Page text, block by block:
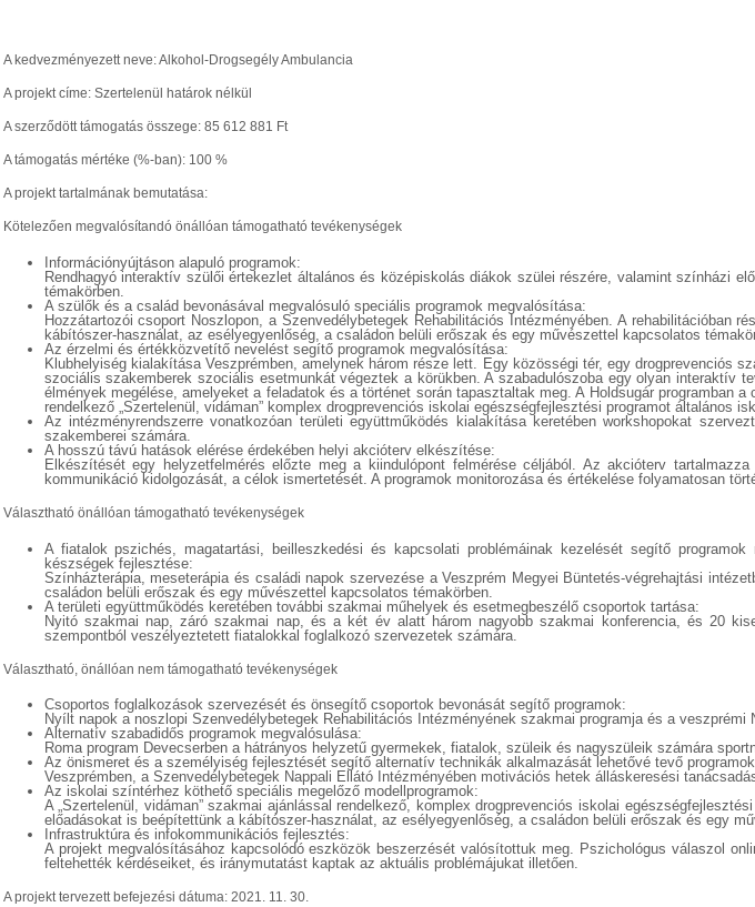
A kedvezményezett neve: Alkohol-Drogsegély Ambulancia
A projekt címe: Szertelenül határok nélkül
A szerződött támogatás összege: 85 612 881 Ft
A támogatás mértéke (%-ban): 100 %
A projekt tartalmának bemutatása:
Kötelezően megvalósítandó önállóan támogatható tevékenységek
Információnyújtáson alapuló programok:
Rendhagyó interaktív szülői értekezlet általános és középiskolás diákok szülei részére, valamint színházi
témakörben.
A szülők és a család bevonásával megvalósuló speciális programok megvalósítása:
Hozzátartozói csoport Noszlopon, a Szenvedélybetegek Rehabilitációs Intézményében. A
kábítószer-használat, az esélyegyenlőség, a családon belüli erőszak és egy művészettel kapcsolatos
Az érzelmi és értékközvetítő nevelést segítő programok megvalósítása:
Klubhelyiség kialakítása Veszprémben, amelynek három része lett. Egy közösségi tér, egy drogprevenciós
szociális szakemberek szociális esetmunkát végeztek a körükben. A szabadulószoba egy olyan
élmények megélése, amelyeket a feladatok és a történet során tapasztaltak meg. A Holdsugár
rendelkező „Szertelenül, vidáman” komplex drogprevenciós iskolai egészségfejlesztési programot általános
Az intézményrendszerre vonatkozóan területi együttműködés kialakítása keretében workshopokat
szakemberei számára.
A hosszú távú hatások elérése érdekében helyi akcióterv elkészítése:
Elkészítését egy helyzetfelmérés előzte meg a kiindulópont felmérése céljából. Az akcióterv
kommunikáció kidolgozását, a célok ismertetését. A programok monitorozása és értékelése folyamatosan
Választható önállóan támogatható tevékenységek
A fiatalok pszichés, magatartási, beilleszkedési és kapcsolati problémáinak kezelését segítő
készségek fejlesztése:
Színházterápia, meseterápia és családi napok szervezése a Veszprém Megyei Büntetés-végrehajtási
családon belüli erőszak és egy művészettel kapcsolatos témakörben.
A területi együttműködés keretében további szakmai műhelyek és esetmegbeszélő csoportok tartása:
Nyitó szakmai nap, záró szakmai nap, és a két év alatt három nagyobb szakmai konferencia, és 20
szempontból veszélyeztetett fiatalokkal foglalkozó szervezetek számára.
Választható, önállóan nem támogatható tevékenységek
Csoportos foglalkozások szervezését és önsegítő csoportok bevonását segítő programok:
Nyílt napok a noszlopi Szenvedélybetegek Rehabilitációs Intézményének szakmai programja és a
Alternatív szabadidős programok megvalósulása:
Roma program Devecserben a hátrányos helyzetű gyermekek, fiatalok, szüleik és nagyszüleik számára
Az önismeret és a személyiség fejlesztését segítő alternatív technikák alkalmazását lehetővé tevő
Veszprémben, a Szenvedélybetegek Nappali Ellátó Intézményében motivációs hetek álláskeresési
Az iskolai színtérhez köthető speciális megelőző modellprogramok:
A „Szertelenül, vidáman” szakmai ajánlással rendelkező, komplex drogprevenciós iskolai
előadásokat is beépítettünk a kábítószer-használat, az esélyegyenlőség, a családon belüli erőszak és egy
Infrastruktúra és infokommunikációs fejlesztés:
A projekt megvalósításához kapcsolódó eszközök beszerzését valósítottuk meg. Pszichológus válaszol
feltehették kérdéseiket, és iránymutatást kaptak az aktuális problémájukat illetően.
A projekt tervezett befejezési dátuma: 2021. 11. 30.